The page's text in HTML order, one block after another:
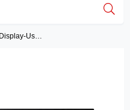
Facebook İle Bağlan
Lg 34'' 5ms 100Hz (Hdmı-Display-Usc-C) Amd Freesync IPS Panel Fhd Ultrawide Monitör 34WQ680-W